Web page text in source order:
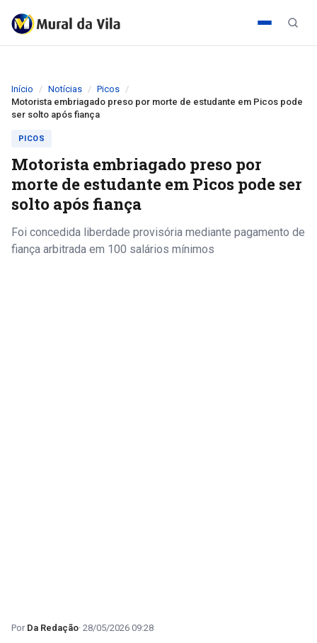
Início Notícias
Picos
Motorista embriagado preso por morte de estudante em Picos pode
ser solto após fiança
PICOS
Motorista embriagado preso por
morte de estudante em Picos pode ser
solto após fiança
Foi concedida liberdade provisória mediante pagamento de
fiança arbitrada em 100 salários mínimos
Da Redação 28/05/2026 09:28